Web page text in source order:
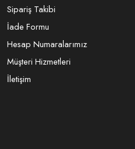
Sipariş Takibi
İade Formu
Hesap Numaralarımız
Müşteri Hizmetleri
İletişim